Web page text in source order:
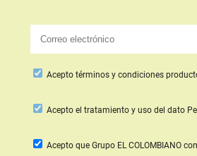
Acepto términos y condiciones
Aceptoel tratamiento y uso del dato
Acepto que Grupo EL COLOMBIANO